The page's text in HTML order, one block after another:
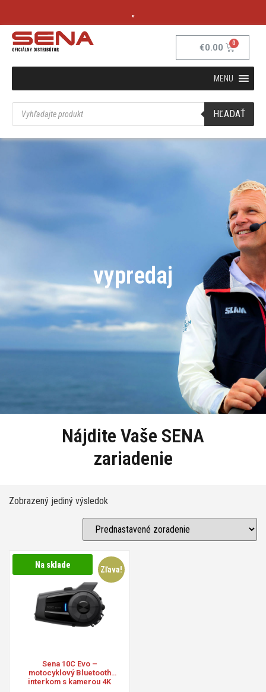
„
€0.00
MENU
HĽADAŤ
vypredaj
Nájdite Vaše SENA
zariadenie
Zobrazený jediný výsledok
Zľava!
Na sklade
Sena 10C Evo –
motocyklový Bluetooth
interkom s kamerou 4K